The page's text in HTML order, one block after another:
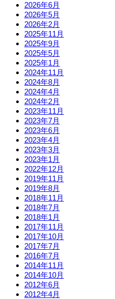
2026年6月
2026年5月
2026年2月
2025年11月
2025年9月
2025年5月
2025年1月
2024年11月
2024年8月
2024年4月
2024年2月
2023年11月
2023年7月
2023年6月
2023年4月
2023年3月
2023年1月
2022年12月
2019年11月
2019年8月
2018年11月
2018年7月
2018年1月
2017年11月
2017年10月
2017年7月
2016年7月
2014年11月
2014年10月
2012年6月
2012年4月